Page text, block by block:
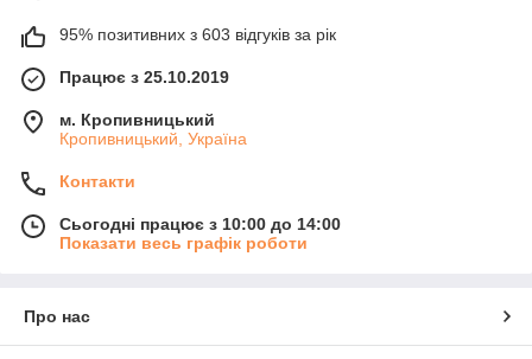
дизайну дозволяє підібрати кожному відповідну пару
бамбукове волокно. В деякі вироби додається синтетика –
підвищення розтяжності.
короткі;
подовжені;
спортивні;
класичні однотонні;
з яскравими малюнками.
95% позитивних з 603 відгуків за рік
Працює з 25.10.2019
м. Кропивницький
Кропивницький, Україна
Контакти
Сьогодні працює з 10:00 до 14:00
Показати весь графік роботи
Про нас